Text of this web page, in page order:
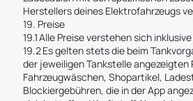
Herstellers deines Elektrofahrzeugs
19. Preise
19.1 Alle Preise verstehen sich
19.2 Es gelten stets die beim
der jeweiligen Tankstelle angezeigten
Fahrzeugwäschen, Shopartikel,
Blockiergebühren, die in der App